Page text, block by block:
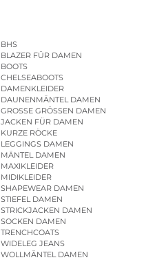
BHS
BLAZER FÜR DAMEN
BOOTS
CHELSEABOOTS
DAMENKLEIDER
DAUNENMÄNTEL DAMEN
GROSSE GRÖSSEN DAMEN
JACKEN FÜR DAMEN
KURZE RÖCKE
LEGGINGS DAMEN
MÄNTEL DAMEN
MAXIKLEIDER
MIDIKLEIDER
SHAPEWEAR DAMEN
STIEFEL DAMEN
STRICKJACKEN DAMEN
SOCKEN DAMEN
TRENCHCOATS
WIDELEG JEANS
WOLLMÄNTEL DAMEN